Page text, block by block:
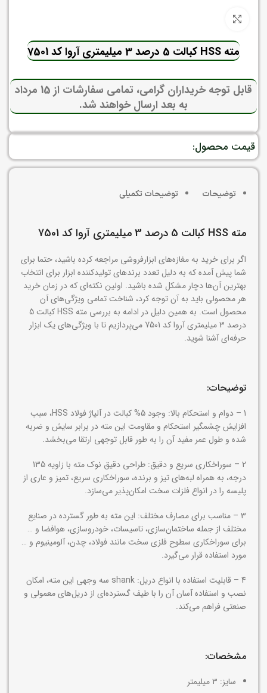
مته HSS کبالت 5 درصد 3 میلیمتری آروا کد 7501
قابل توجه خریداران گرامی، تمامی سفارشات از 15 مرداد
به بعد ارسال خواهند شد.
قیمت محصول:
توضیحات توضیحات تکمیلی
مته HSS کبالت 5 درصد 3 میلیمتری آروا کد 7501
اگر برای خرید به مغازه‌های ابزارفروشی مراجعه کرده باشید، حتما برای
شما پیش آمده که به دلیل تعدد برندهای تولیدکننده ابزار برای انتخاب
بهترین آن‌ها دچار مشکل شده باشید. اولین نکته‌ای که در زمان خرید
هر محصولی باید به آن توجه کرد، شناخت تمامی ویژگی‌های آن
محصول است. به همین دلیل در ادامه به بررسی مته HSS کبالت 5
درصد 3 میلیمتری آروا کد 7501 می‌پردازیم تا با ویژگی‌های یک ابزار
حرفه‌ای آشنا شوید.
توضیحات:
1 – دوام و استحکام بالا: وجود 5% کبالت در آلیاژ فولاد HSS، سبب
افزایش چشمگیر استحکام و مقاومت این مته در برابر سایش و ضربه
شده و طول عمر مفید آن را به طور قابل توجهی ارتقا می‌بخشد.
2 – سوراخکاری سریع و دقیق: طراحی دقیق نوک مته با زاویه 135
درجه، به همراه لبه‌های تیز و برنده، سوراخکاری سریع، تمیز و عاری از
پلیسه را در انواع فلزات سخت امکان‌پذیر می‌سازد.
3 – مناسب برای مصارف مختلف: این مته به طور گسترده در صنایع
مختلف از جمله ساختمان‌سازی، تاسیسات، خودروسازی، هوافضا و …
برای سوراخکاری سطوح فلزی سخت مانند فولاد، چدن، آلومینیوم و …
مورد استفاده قرار می‌گیرد.
4 – قابلیت استفاده با انواع دریل: shank سه وجهی این مته، امکان
نصب و استفاده آسان آن را با طیف گسترده‌ای از دریل‌های معمولی و
صنعتی فراهم می‌کند.
مشخصات:
سایز: ۳ میلیمتر